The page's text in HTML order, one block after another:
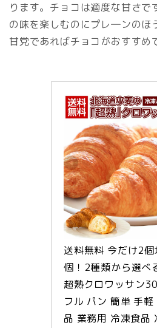
ります。チョコは適度な甘さで
の味を楽しむのにプレ―ンのほ
甘党であればチョコがおすすめ
送料無料 今だけ2
個！2種類から選べ
超熟クロワッサン
フル パン 簡単 手
品 業務用 冷凍食品